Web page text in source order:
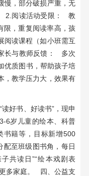
，部分破损严重，无
2.阅读活动受限： 教
限，重复阅读率高，孩
读课程（如小班需互
长与教师反馈： 多次
优质图书，帮助孩子培
，教学压力大，效果有
好书、好读书”，现申
6岁儿童的绘本、科普
书籍等，目标新增500
至班级图书角，每日
共读日”“绘本戏剧表
多家庭。 四、公益支